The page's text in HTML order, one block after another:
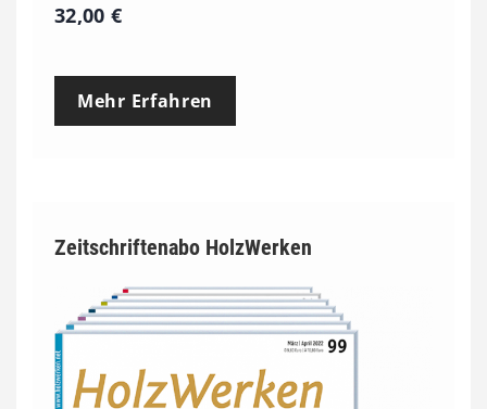
32,00€
Mehr Erfahren
Zeitschriftenabo HolzWerken